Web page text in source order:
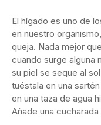
El hígado es uno de
en nuestro
queja. Nada mejor
cuando surge alguna
su piel se seque al
tuéstala en una
en una taza de agua
Añade una